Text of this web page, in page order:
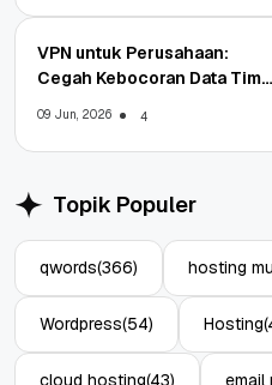
VPN untuk Perusahaan:
Cegah Kebocoran Data Tim
09 Jun, 2026 4
Topik Populer
qwords(366) hosting
Wordpress(54) Hosting
cloud hosting(43) email